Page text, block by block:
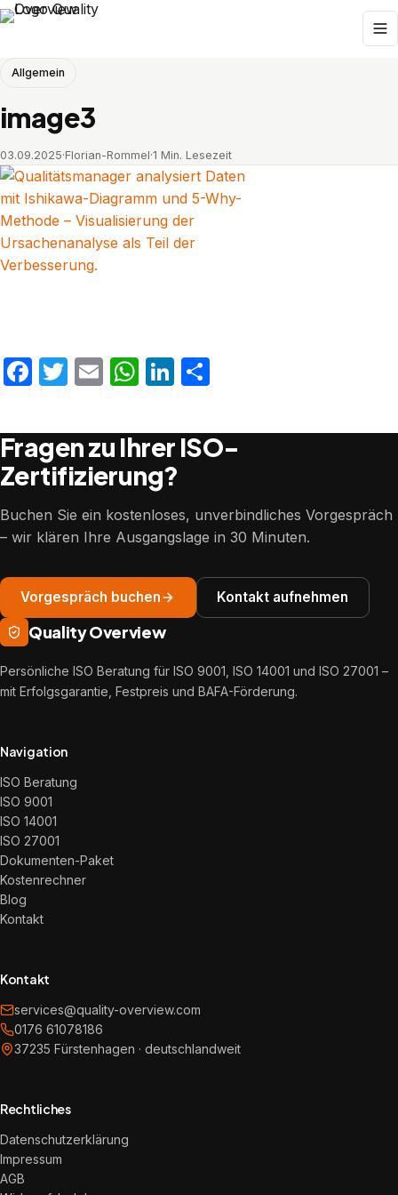
Allgemein
image3
03.09.2025·Florian-Rommel·1 Min. Lesezeit
Facebook
Twitter
EmailWhatsApp
LinkedIn
Fragen zu Ihrer ISO-
Zertifizierung?
Buchen Sie ein kostenloses, unverbindliches Vorgespräch
– wir klären Ihre Ausgangslage in 30 Minuten.
Vorgespräch buchen Kontakt aufnehmen
Quality Overview
Persönliche ISO Beratung für ISO 9001, ISO 14001 und ISO 27001 –
mit Erfolgsgarantie, Festpreis und BAFA-Förderung.
Navigation
ISO Beratung
ISO 9001
ISO 14001
ISO 27001
Dokumenten-Paket
Kostenrechner
Blog
Kontakt
Kontakt
services@quality-overview.com
0176 61078186
37235 Fürstenhagen · deutschlandweit
Rechtliches
Datenschutzerklärung
Impressum
AGB